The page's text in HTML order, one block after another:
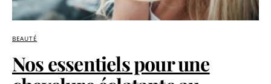
BEAUTÉ
Nos essentiels pour une